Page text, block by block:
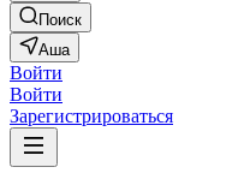
Поиск
Аша
Войти
Войти
Зарегистрироваться